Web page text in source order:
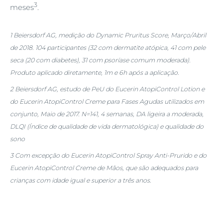
meses3.
1 Beiersdorf AG, medição do Dynamic Pruritus Score, Março/Abril
de 2018. 104 participantes (32 com dermatite atópica, 41 com pele
seca (20 com diabetes), 31 com psoríase comum moderada).
Produto aplicado diretamente, 1m e 6h após a aplicação.
2 Beiersdorf AG, estudo de PeU do Eucerin AtopiControl Lotion e
do Eucerin AtopiControl Creme para Fases Agudas utilizados em
conjunto, Maio de 2017. N=141, 4 semanas, DA ligeira a moderada,
DLQI (Índice de qualidade de vida dermatológica) e qualidade do
sono
3 Com excepção do Eucerin AtopiControl Spray Anti-Prurido e do
Eucerin AtopiControl Creme de Mãos, que são adequados para
crianças com idade igual e superior a três anos.